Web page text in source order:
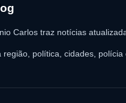
Carlos traz notícias
região, política, cidades, polícia